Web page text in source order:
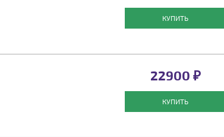
КУПИТЬ
22900 ₽
КУПИТЬ